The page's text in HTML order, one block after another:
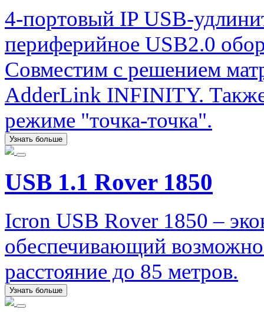
4-портовый IP USB-
периферийное USB2.0
Совместим с решением
AdderLink INFINITY.
режиме "точка-точка".
Узнать больше
USB 1.1 Rover 1850
Icron USB Rover 1850 –
обеспечивающий
расстояние до 85 метров.
Узнать больше